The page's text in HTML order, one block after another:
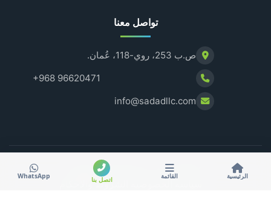
تواصل معنا
ص.ب 253، روي-118، عُمان.
+968 96620471
info@sadadllc.com
الشروط والأحكام
الرئيسية القائمة اتصل بنا WhatsApp